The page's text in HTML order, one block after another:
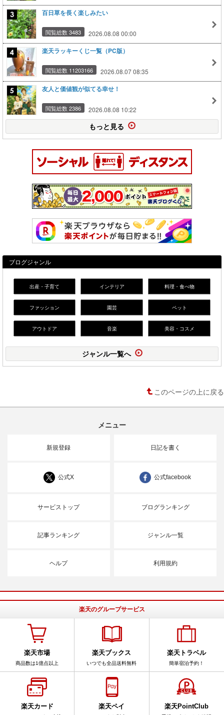
百日草を長く楽しみたい
閲覧総数 3483 2026.08.08 00:00
楽天ラッキーくじ一覧（PC版）
閲覧総数 11203166 2026.08.07 08:35
友人と価値観が似てる幸せ！
閲覧総数 2386 2026.08.08 10:22
もっと見る
ブログジャンル
出産・子育て インテリア 料理・食べ物
ファッション 園芸 ペット
アウトドア 音楽 美容・コスメ
ジャンル一覧へ
このページの上に戻る
メニュー
新規登録 日記を書く
公式X 公式facebook
サービストップ ブログランキング
記事ランキング ジャンル一覧
ヘルプ 利用規約
楽天のグループサービス
楽天市場
商品数は1億点以上
楽天ブックス
いつでも全品送料無料
楽天トラベル
簡単宿泊予約！
楽天カード 楽天ペイ 楽天PointClub